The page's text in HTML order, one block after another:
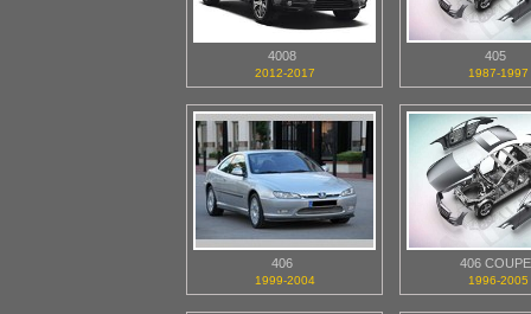
4008
2012-2017
405
1987-1997
406
1999-2004
406 COUPE
1996-2005